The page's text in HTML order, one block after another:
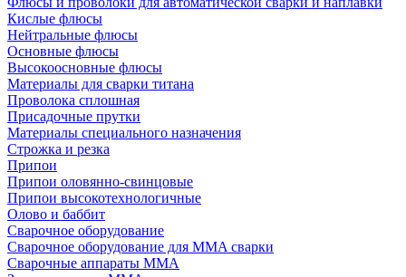
Кислые флюсы
Нейтральные флюсы
Основные флюсы
Высокоосновные флюсы
Материалы для сварки титана
Проволока сплошная
Присадочные прутки
Материалы специального назначения
Строжка и резка
Припои
Припои оловянно-свинцовые
Припои высокотехнологичные
Олово и баббит
Сварочное оборудование
Сварочное оборудование для MMA сварки
Сварочные аппараты MMA